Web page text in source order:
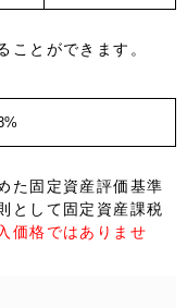
ことができます。
た固定資産評価基準
として固定資産課税
価格ではありませ